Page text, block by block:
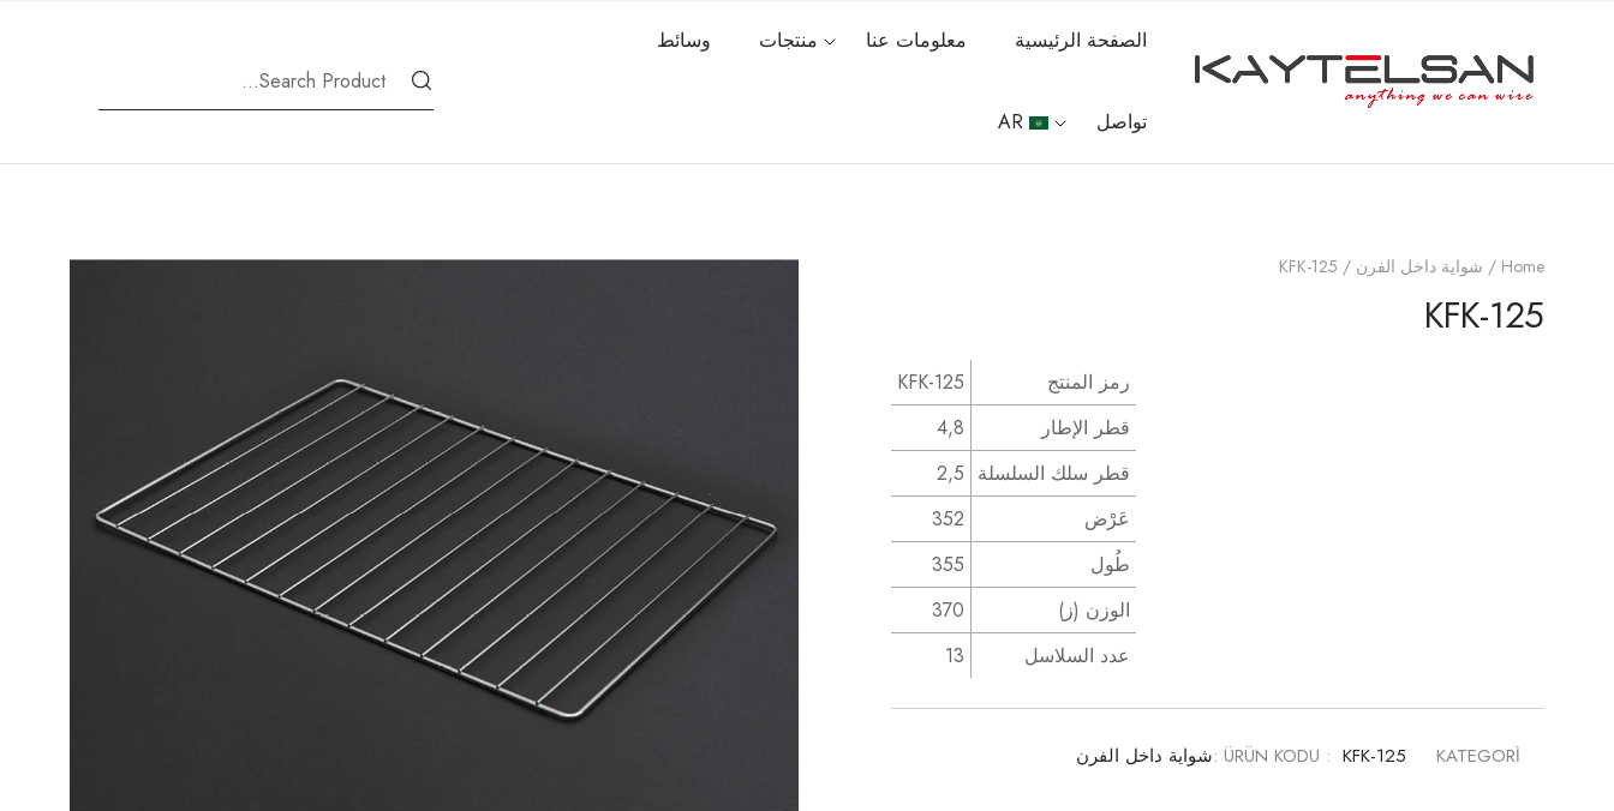
الصفحة الرئيسية معلومات عنا منتجات وسائط
تواصل AR
Home
/ شواية داخل الفرن / KFK-125
KFK-125
رمز المنتج
KFK-125
قطر الإطار
4,8
قطر سلك السلسلة 2,5
عَرْض
352
طُول
355
الوزن (ز)
370
عدد السلاسل
13
ÜRÜN KODU : KFK-125 KATEGORİ : شواية داخل الفرن